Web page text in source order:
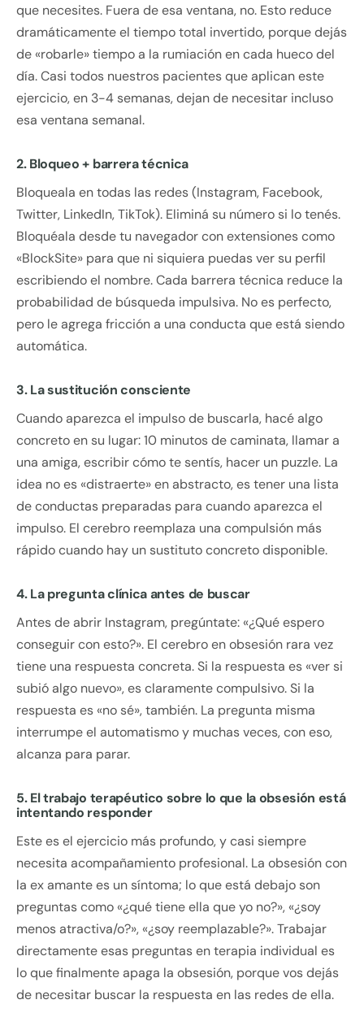
que necesites. Fuera de esa ventana, no. Esto reduce
dramáticamente el tiempo total invertido, porque dejás
de «robarle» tiempo a la rumiación en cada hueco del
día. Casi todos nuestros pacientes que aplican este
ejercicio, en 3-4 semanas, dejan de necesitar incluso
esa ventana semanal.
2. Bloqueo + barrera técnica
Bloqueala en todas las redes (Instagram, Facebook,
Twitter, LinkedIn, TikTok). Eliminá su número si lo tenés.
Bloquéala desde tu navegador con extensiones como
«BlockSite» para que ni siquiera puedas ver su perfil
escribiendo el nombre. Cada barrera técnica reduce la
probabilidad de búsqueda impulsiva. No es perfecto,
pero le agrega fricción a una conducta que está siendo
automática.
3. La sustitución consciente
Cuando aparezca el impulso de buscarla, hacé algo
concreto en su lugar: 10 minutos de caminata, llamar a
una amiga, escribir cómo te sentís, hacer un puzzle. La
idea no es «distraerte» en abstracto, es tener una lista
de conductas preparadas para cuando aparezca el
impulso. El cerebro reemplaza una compulsión más
rápido cuando hay un sustituto concreto disponible.
4. La pregunta clínica antes de buscar
Antes de abrir Instagram, pregúntate: «¿Qué espero
conseguir con esto?». El cerebro en obsesión rara vez
tiene una respuesta concreta. Si la respuesta es «ver si
subió algo nuevo», es claramente compulsivo. Si la
respuesta es «no sé», también. La pregunta misma
interrumpe el automatismo y muchas veces, con eso,
alcanza para parar.
5. El trabajo terapéutico sobre lo que la obsesión está
intentando responder
Este es el ejercicio más profundo, y casi siempre
necesita acompañamiento profesional. La obsesión con
la ex amante es un síntoma; lo que está debajo son
preguntas como «¿qué tiene ella que yo no?», «¿soy
menos atractiva/o?», «¿soy reemplazable?». Trabajar
directamente esas preguntas en terapia individual es
lo que finalmente apaga la obsesión, porque vos dejás
de necesitar buscar la respuesta en las redes de ella.